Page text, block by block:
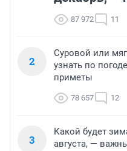
87 972 11
2
Суровой или
узнать по
приметы
78 657 12
3
Какой будет
августа, —